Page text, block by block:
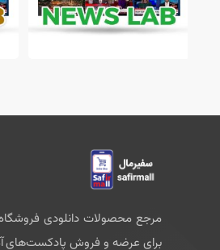
مرجع محصولات دانلودی فروشگاه
برای عرضه و فروش پادکست‌های